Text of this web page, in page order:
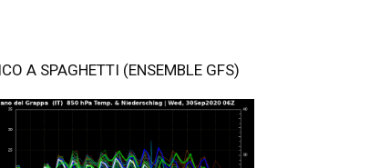
A SPAGHETTI (ENSEMBLE GFS)